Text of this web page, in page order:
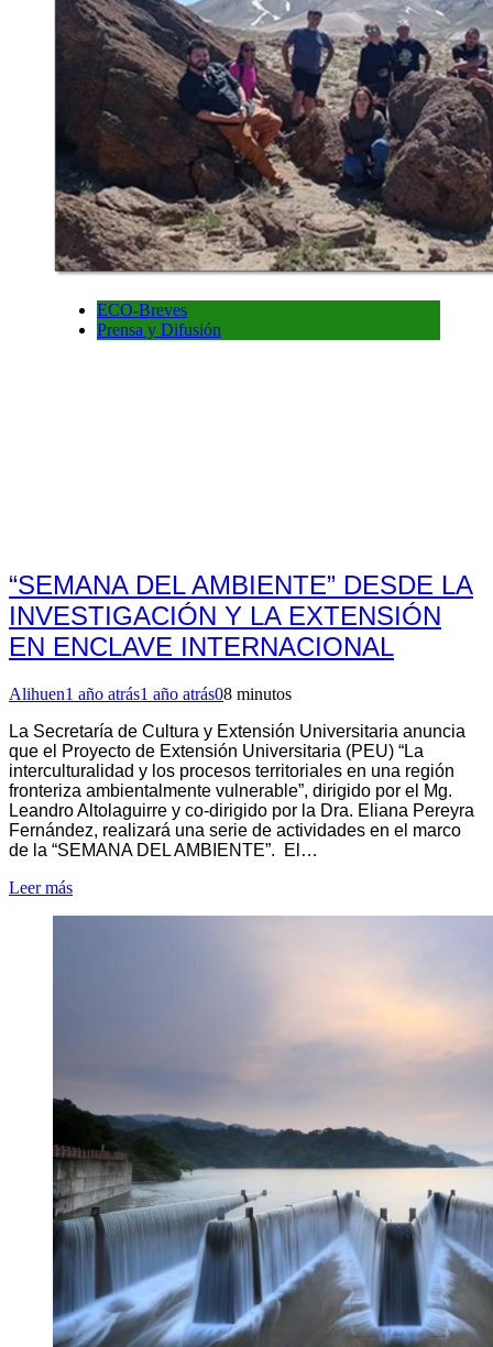
ECO-Breves
Prensa y Difusión
“SEMANA DEL AMBIENTE” DESDE LA
INVESTIGACIÓN Y LA EXTENSIÓN
EN ENCLAVE INTERNACIONAL
Alihuen1 año atrás1 año atrás08 minutos
La Secretaría de Cultura y Extensión Universitaria anuncia
que el Proyecto de Extensión Universitaria (PEU) “La
interculturalidad y los procesos territoriales en una región
fronteriza ambientalmente vulnerable”, dirigido por el Mg.
Leandro Altolaguirre y co-dirigido por la Dra. Eliana Pereyra
Fernández, realizará una serie de actividades en el marco
de la “SEMANA DEL AMBIENTE”. El…
Leer más